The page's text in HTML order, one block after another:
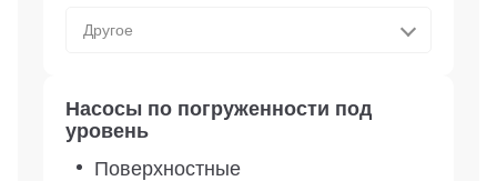
Другое
Насосы по погруженности под
уровень
Поверхностные